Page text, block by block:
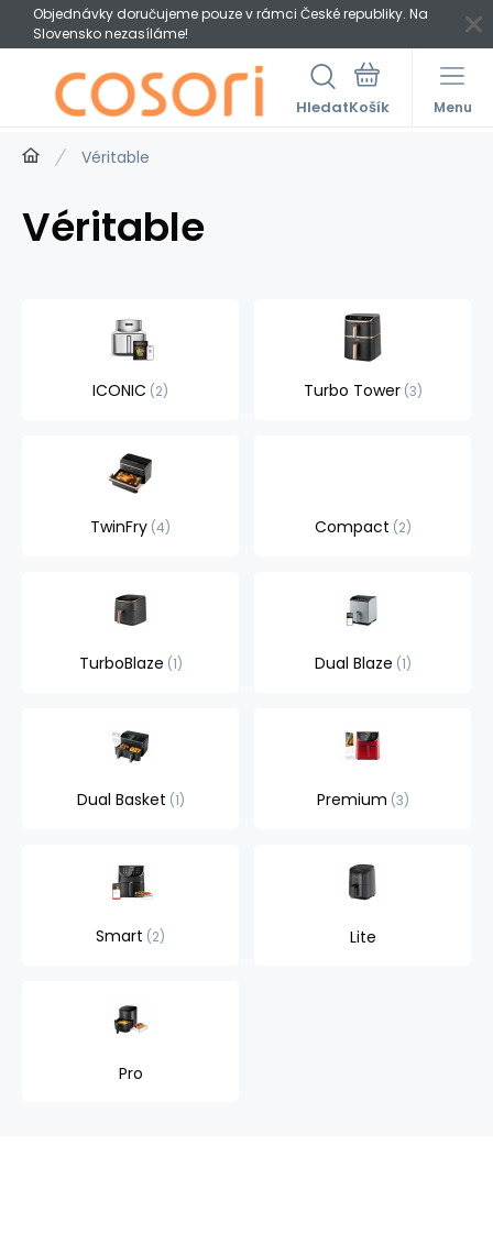
Objednávky doručujeme pouze v rámci České republiky. Na
Slovensko nezasíláme!
Hledat Menu
Véritable
Véritable
ICONIC 2 Turbo Tower 3
TwinFry 4 Compact 2
TurboBlaze 1 Dual Blaze 1
Dual Basket 1 Premium 3
Smart 2 Lite
Pro